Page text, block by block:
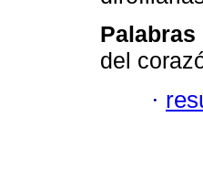
Palabras
del
·